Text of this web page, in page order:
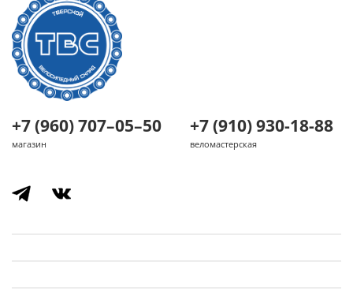
+7 (960) 707–05–50
магазин
+7 (910) 930-18-88
веломастерская